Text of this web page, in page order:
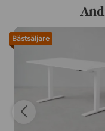
Bästsäljare